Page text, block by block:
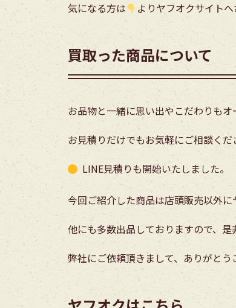
気になる方は
よりヤフオクサイト
買取った商品について
お品物と一緒に思い出やこだわりも
お見積りだけでもお気軽にご相談くだ
LINE見積りも開始いたしました。
今回ご紹介した商品は店頭販売以外に
他にも多数出品しておりますので、是
弊社にご依頼頂きまして、ありがとう